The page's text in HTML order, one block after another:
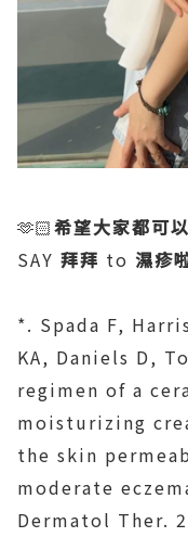
🫶🏻希望大家都可
SAY 拜拜 to 濕疹
*. Spada F,
KA, Daniels D,
regimen of a
moisturizing
the skin
moderate
Dermatol Ther.